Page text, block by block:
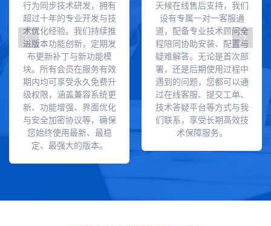
行为同步技术研发，拥有
超过十年的专业开发与技
术优化经验。我们持续推
进版本功能创新，定期发
布更新补丁与新功能模
块。所有会员在服务有效
期内均可享受永久免费升
级权限，涵盖兼容系统更
新、功能增强、界面优化
与安全加密协议等，确保
您始终使用最新、最稳
定、最强大的版本。
天候在线售后支持，我们
设有专属一对一客服通
道，配备专业技术顾问全
程陪同协助安装、配置与
疑难解答。无论是首次部
署，还是后期使用过程中
遇到的问题，您都可以通
过在线客服、提交工单、
技术答疑平台等方式与我
们联系，享受长期高效技
术保障服务。